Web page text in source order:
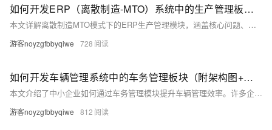
如何开发ERP（离散制造-MTO）系统中的生产管理板块（附架构图+流程图+代码参考）
本文详解离散制造MTO模式下的ERP生产管理模块，涵盖核心问题、系统架构、关键流程、开发技巧及数据库设计，助力企业打通计划与执行“最后一公里”，提升交付率、降低库存与浪费。
游客noyzgfbbyqiwe 728
如何开发车辆管理系统中的车务管理板块（附架构图+流程图+代码参考）
本文介绍了中小企业如何通过车务管理模块提升车辆管理效率。许多企业在管理车辆时仍依赖人工流程，导致违章处理延误、年检过期、维修费用虚高等问题频发。将这些流程数字化，可显著降低合规风险、提升维修追溯性、优化调度与资产利用率。文章详细介绍了车务管理模块的功能清单、数据模型、系统架构、API与前端设计、开发技巧与落地建议，以及实现效果与验收标准。同时提供了数据库建表SQL、后端Node.js/TypeScript代码示例与前端React表单设计参考，帮助企业快速搭建并上线系统，实现合规与成本控制的双重优化。
游客noyzgfbbyqiwe 812